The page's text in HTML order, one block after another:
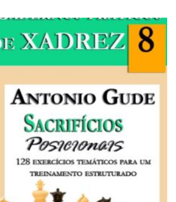
Adicionar